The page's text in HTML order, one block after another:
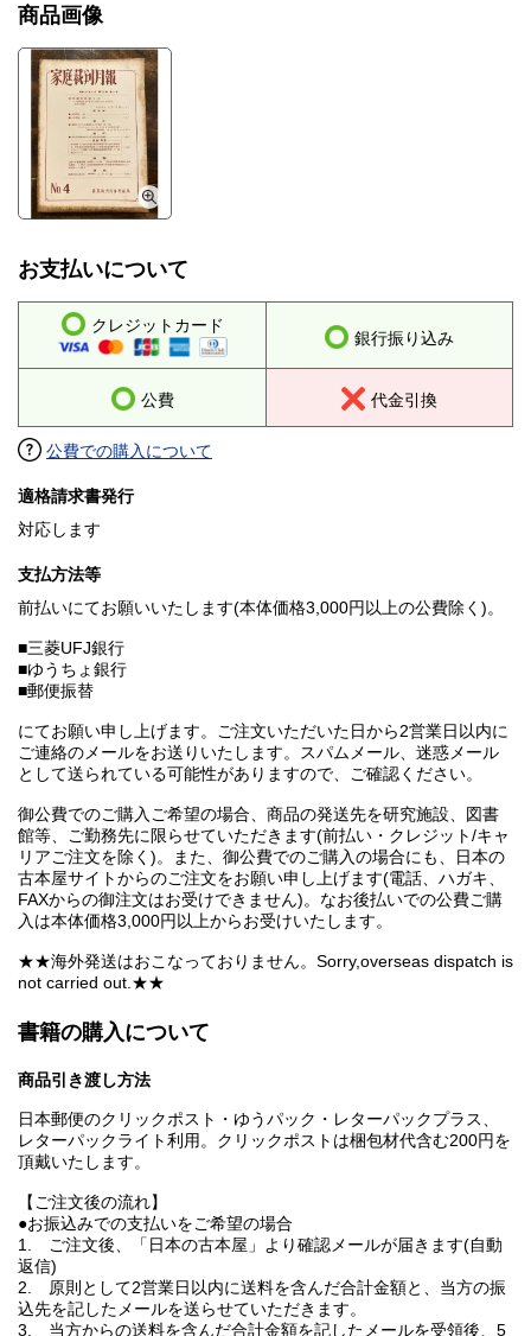
商品画像
お支払いについて
クレジットカード
銀行振り込み
公費 代金引換
公費での購入について
適格請求書発行
対応します
支払方法等
前払いにてお願いいたします(本体価格3,000円以上の公費除く)。
■三菱UFJ銀行
■ゆうちょ銀行
■郵便振替
にてお願い申し上げます。ご注文いただいた日から2営業日以内に
ご連絡のメールをお送りいたします。スパムメール、迷惑メール
として送られている可能性がありますので、ご確認ください。
御公費でのご購入ご希望の場合、商品の発送先を研究施設、図書
館等、ご勤務先に限らせていただきます(前払い・クレジット/キャ
リアご注文を除く)。また、御公費でのご購入の場合にも、日本の
古本屋サイトからのご注文をお願い申し上げます(電話、ハガキ、
FAXからの御注文はお受けできません)。なお後払いでの公費ご購
入は本体価格3,000円以上からお受けいたします。
★★海外発送はおこなっておりません。Sorry,overseas dispatch is
not carried out.★★
書籍の購入について
商品引き渡し方法
日本郵便のクリックポスト・ゆうパック・レターパックプラス、
レターパックライト利用。クリックポストは梱包材代含む200円を
頂戴いたします。
【ご注文後の流れ】
●お振込みでの支払いをご希望の場合
1. ご注文後、「日本の古本屋」より確認メールが届きます(自動
返信)
2. 原則として2営業日以内に送料を含んだ合計金額と、当方の振
込先を記したメールを送らせていただきます。
3. 当方からの送料を含んだ合計金額を記したメールを受領後、5